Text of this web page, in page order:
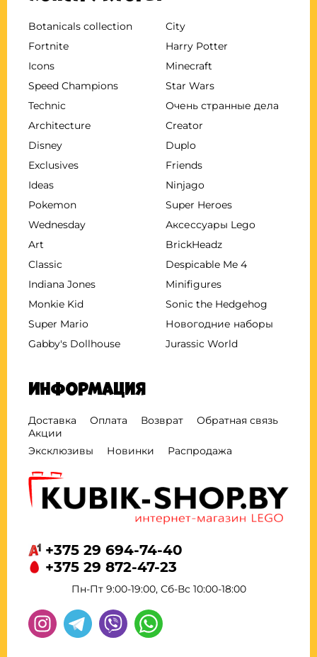
Botanicals collection
City
Fortnite
Harry Potter
Icons
Minecraft
Speed Champions
Star Wars
Technic
Очень странные дела
Architecture
Creator
Disney
Duplo
Exclusives
Friends
Ideas
Ninjago
Pokemon
Super Heroes
Wednesday
Аксессуары Lego
Art
BrickHeadz
Classic
Despicable Me 4
Indiana Jones
Minifigures
Monkie Kid
Sonic the Hedgehog
Super Mario
Новогодние наборы
Gabby's Dollhouse
Jurassic World
Информация
Доставка Оплата Возврат
Обратная связь
Акции
Эксклюзивы
Новинки Распродажа
+375 29 694-74-40
+375 29 872-47-23
Пн-Пт 9:00-19:00, Сб-Вс 10:00-18:00